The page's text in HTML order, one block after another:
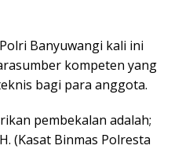
Banyuwangi kali ini
kompeten yang
bagi para anggota.
pembekalan adalah;
(Kasat Binmas Polresta